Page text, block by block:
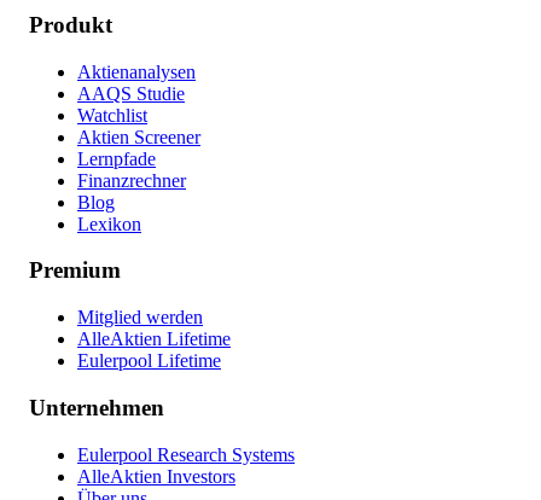
Produkt
Aktienanalysen
AAQS Studie
Watchlist
Aktien Screener
Lernpfade
Finanzrechner
Blog
Lexikon
Premium
Mitglied werden
AlleAktien Lifetime
Eulerpool Lifetime
Unternehmen
Eulerpool Research Systems
AlleAktien Investors